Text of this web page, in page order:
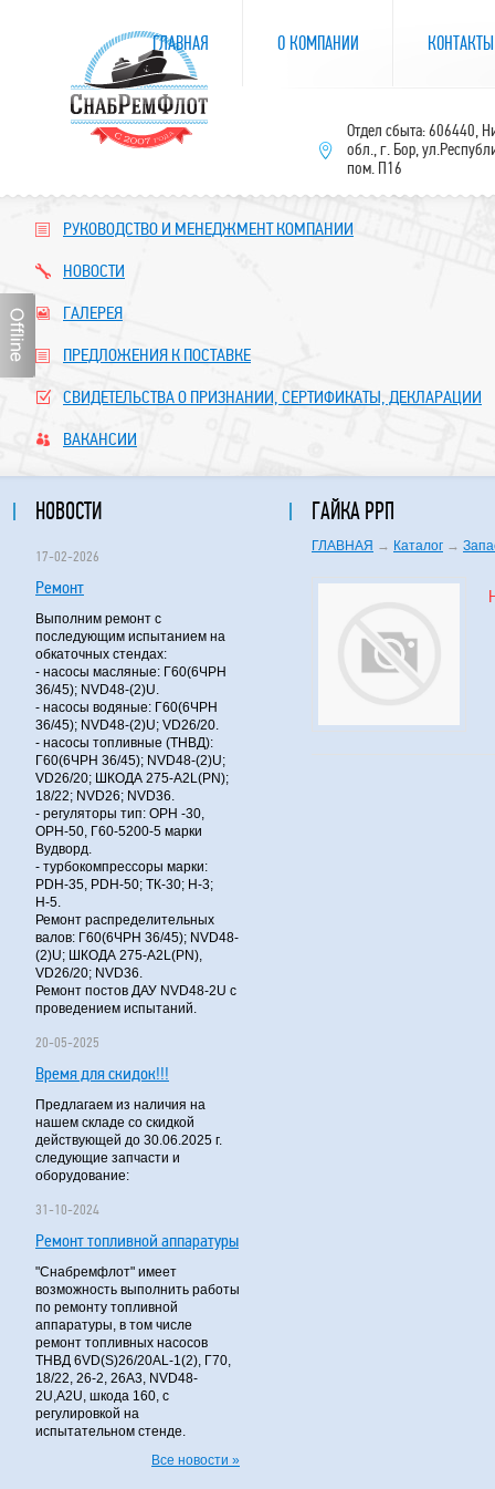
РУКОВОДСТВО И МЕНЕДЖМЕНТ КОМПАНИИ
НОВОСТИ
ГАЛЕРЕЯ
ПРЕДЛОЖЕНИЯ К ПОСТАВКЕ
СВИДЕТЕЛЬСТВА О ПРИЗНАНИИ, СЕРТИФИКАТЫ, ДЕКЛАРАЦИИ
ВАКАНСИИ
НОВОСТИ
17-02-2026
Ремонт
Выполним ремонт с
последующим испытанием на
обкаточных стендах:
- насосы масляные: Г60(6ЧРН
36/45); NVD48-(2)U.
- насосы водяные: Г60(6ЧРН
36/45); NVD48-(2)U; VD26/20.
- насосы топливные (ТНВД):
Г60(6ЧРН 36/45); NVD48-(2)U;
VD26/20; ШКОДА 275-A2L(PN);
18/22; NVD26; NVD36.
- регуляторы тип: ОРН -30,
ОРН-50, Г60-5200-5 марки
Вудворд.
- турбокомпрессоры марки:
PDH-35, PDH-50; ТК-30; Н-3;
Н-5.
Ремонт распределительных
валов: Г60(6ЧРН 36/45); NVD48-
(2)U; ШКОДА 275-A2L(PN),
VD26/20; NVD36.
Ремонт постов ДАУ NVD48-2U с
проведением испытаний.
20-05-2025
Время для скидок!!!
Предлагаем из наличия на
нашем складе со скидкой
действующей до 30.06.2025 г.
следующие запчасти и
оборудование:
31-10-2024
Ремонт топливной аппаратуры
"Снабремфлот" имеет
возможность выполнить работы
по ремонту топливной
аппаратуры, в том числе
ремонт топливных насосов
ТНВД 6VD(S)26/20AL-1(2), Г70,
18/22, 26-2, 26А3, NVD48-
2U,A2U, шкода 160, с
регулировкой на
испытательном стенде.
Все новости »
ГАЙКА РРП
ГЛАВНАЯ → Каталог →
ГЛАВНАЯ О КОМПАНИИ КОНТАКТЫ
Отдел сбыта: 606440,
обл., г. Бор,
пом. П16